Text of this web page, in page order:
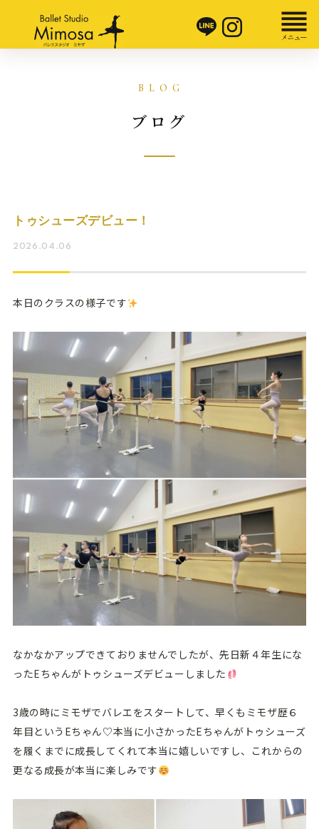
ブログ
トゥシューズデビュー！
2026.04.06
本日のクラスの様子です
なかなかアップできておりませんでしたが、先日新４年生にな
ったEちゃんがトゥシューズデビューしました
3歳の時にミモザでバレエをスタートして、早くもミモザ歴６
年目というEちゃん♡本当に小さかったEちゃんがトゥシューズ
を履くまでに成長してくれて本当に嬉しいですし、これからの
更なる成長が本当に楽しみです